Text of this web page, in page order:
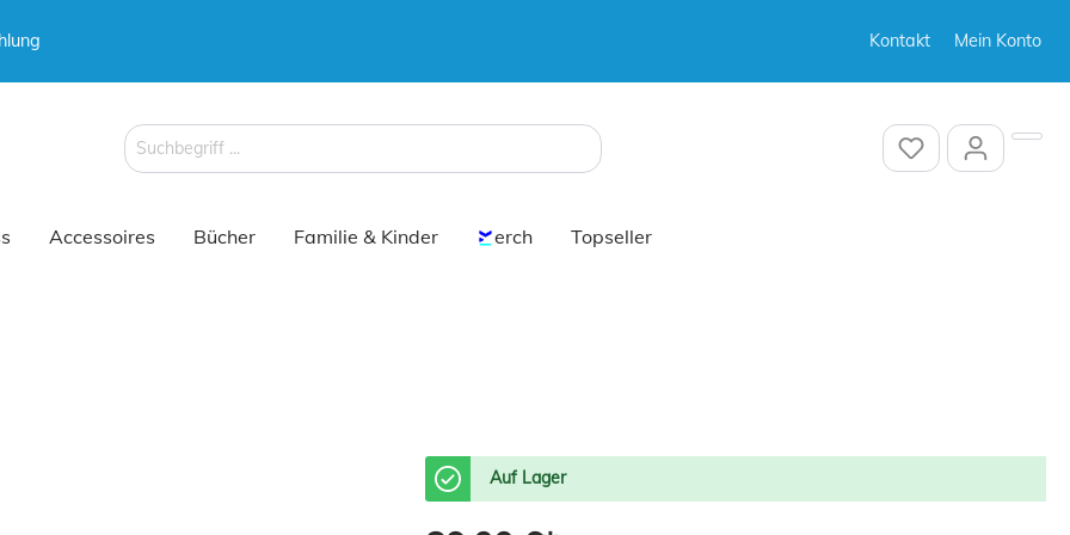
Kontakt Mein Konto
Accessoires Bücher Familie & Kinder erch Topseller
Auf Lager
Schirme